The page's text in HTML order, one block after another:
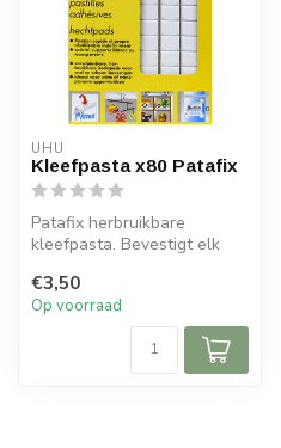
UHU
Kleefpasta x80 Patafix
Patafix herbruikbare
kleefpasta. Bevestigt elk
meest...
€3,50
Op voorraad